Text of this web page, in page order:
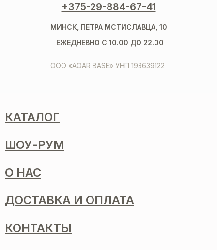
+375-29-884-67-41
ООО «AOAR BASE» УНП 193639122
МИНСК, ПЕТРА МСТИСЛАВЦА, 10
ЕЖЕДНЕВНО С 10.00 ДО 22.00
КАТАЛОГ
ШОУ-РУМ
О НАС
ДОСТАВКА И ОПЛАТА
КОНТАКТЫ